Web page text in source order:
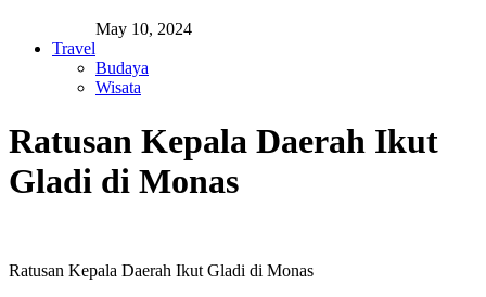
May 10, 2024
Travel
Budaya
Wisata
Ratusan Kepala Daerah Ikut
Gladi di Monas
Ratusan Kepala Daerah Ikut Gladi di Monas